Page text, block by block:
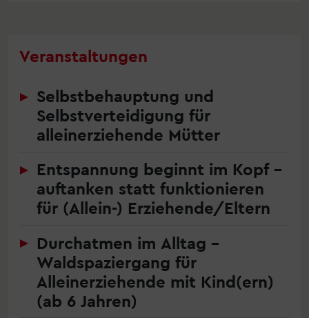
Veranstaltungen
Selbstbehauptung und
Selbstverteidigung für
alleinerziehende Mütter
Entspannung beginnt im Kopf –
auftanken statt funktionieren
für (Allein-) Erziehende/Eltern
Durchatmen im Alltag –
Waldspaziergang für
Alleinerziehende mit Kind(ern)
(ab 6 Jahren)